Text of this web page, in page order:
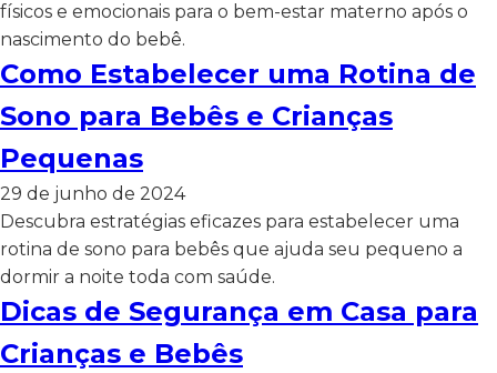
físicos e emocionais para o bem-estar materno após o
nascimento do bebê.
Como Estabelecer uma Rotina de
Sono para Bebês e Crianças
Pequenas
29 de junho de 2024
Descubra estratégias eficazes para estabelecer uma
rotina de sono para bebês que ajuda seu pequeno a
dormir a noite toda com saúde.
Dicas de Segurança em Casa para
Crianças e Bebês